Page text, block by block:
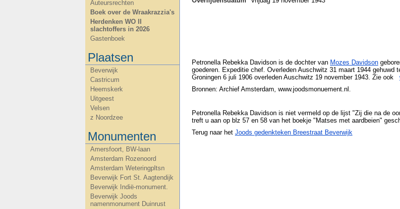
Auteursrechten
Boek over de Wraakrazzia's
Herdenken WO II
slachtoffers in 2026
Gastenboek
Plaatsen
Beverwijk
Castricum
Heemskerk
Uitgeest
Velsen
z Noordzee
Monumenten
Amersfoort, BW-laan
Amsterdam Rozenoord
Amsterdam Weteringpltsn
Beverwijk Fort St. Aagtendijk
Beverwijk Indië-monument.
Beverwijk Joods
namenmonument Duinrust
Petronella Rebekka Davidson is de dochter van Mozes Davidson
goederen. Expeditie chef. Overleden Auschwitz 31 maart 1944 gehuwd
Groningen 6 juli 1906 overleden Auschwitz 19 november 1943. Zie ook
Bronnen: Archief Amsterdam, www.joodsmonuement.nl.
Petronella Rebekka Davidson is niet vermeld op de lijst "Zij die na de
treft u aan op blz 57 en 58 van het boekje "Matses met aardbeien"
Terug naar het Joods gedenkteken Breestraat Beverwijk